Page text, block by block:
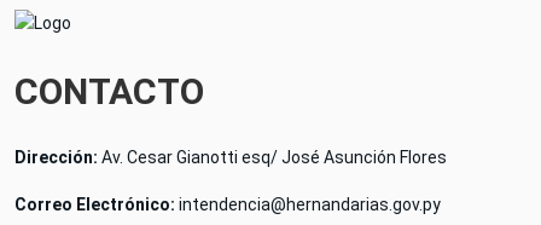
CONTACTO
Dirección: Av. Cesar Gianotti esq/ José Asunción Flores
Correo Electrónico: intendencia@hernandarias.gov.py